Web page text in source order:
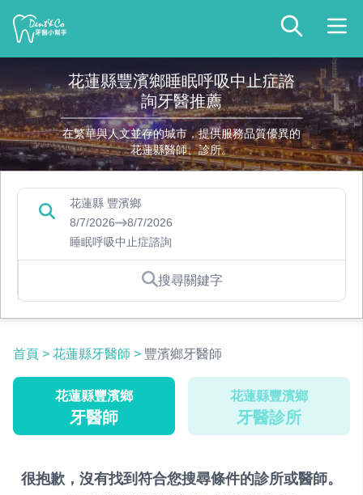
花蓮縣豐濱鄉睡眠呼吸中止症諮
詢牙醫推薦
在繁華與人文並存的城市，提供服務品質優異的
花蓮縣醫師、診所。
花蓮縣 豐濱鄉
8/7/2026
8/7/2026
睡眠呼吸中止症諮詢
搜尋關鍵字
首頁 > 花蓮縣牙醫師 > 豐濱鄉牙醫師
花蓮縣豐濱鄉
牙醫師
花蓮縣豐濱鄉
牙醫診所
很抱歉，沒有找到符合您搜尋條件的診所或醫師。